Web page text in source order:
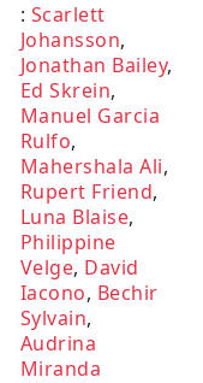
: Scarlett
Johansson,
Jonathan Bailey,
Ed Skrein,
Manuel Garcia
Rulfo,
Mahershala Ali,
Rupert Friend,
Luna Blaise,
Philippine
Velge, David
Iacono, Bechir
Sylvain,
Audrina
Miranda